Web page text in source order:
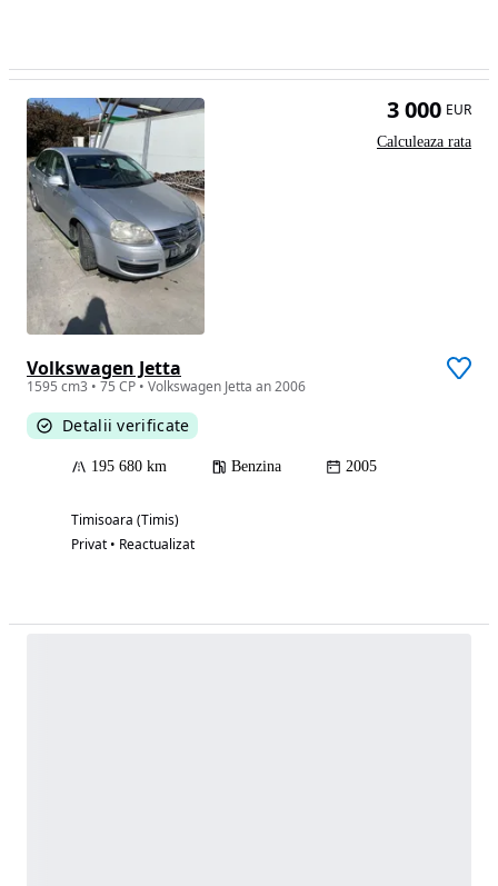
Volkswagen Jetta
1595 cm3 • 75 CP • Volkswagen Jetta an 2006
Detalii verificate
195 680 km Benzina 2005
Timisoara (Timis)
Privat • Reactualizat
3 000 EUR
Calculeaza rata